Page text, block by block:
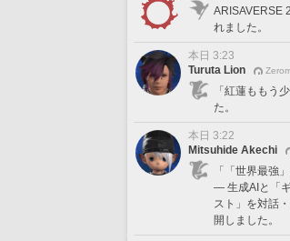
ARISAVERSE
れました。
本日 3:23
Turuta Lion
「紅蓮ももう
た。
本日 3:22
Mitsuhide Akechi
「「世界最強
— 生成AIと「
スト」を対話
開しました。